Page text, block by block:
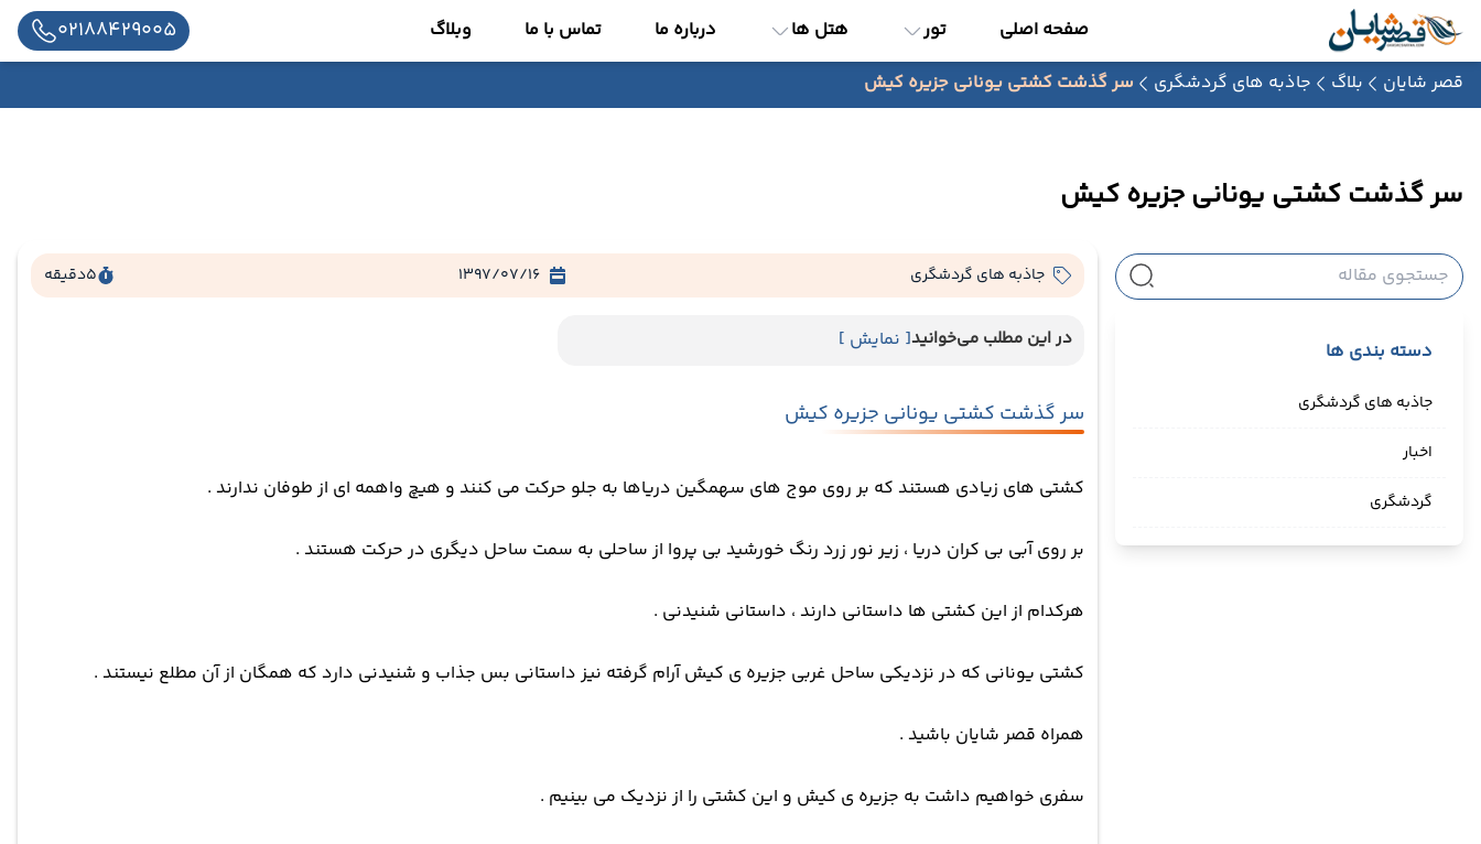
صفحه اصلی تور هتل ها درباره ما تماس با ما وبلاگ 02188429005
قصر شایان بلاگ جاذبه های گردشگری سر گذشت کشتی یونانی جزیره کیش
سر گذشت کشتی یونانی جزیره کیش
دسته بندی ها
جاذبه های گردشگری
اخبار
گردشگری
جاذبه های گردشگری 1397/07/16
5دقیقه
در این مطلب می‌خوانید[ نمایش ]
سر گذشت کشتی یونانی جزیره کیش
کشتی های زیادی هستند که بر روی موج های سهمگین دریاها به جلو حرکت می کنند و هیچ واهمه ای از طوفان ندارند .
بر روی آبی بی کران دریا ، زیر نور زرد رنگ خورشید بی پروا از ساحلی به سمت ساحل دیگری در حرکت هستند .
هرکدام از این کشتی ها داستانی دارند ، داستانی شنیدنی .
کشتی یونانی که در نزدیکی ساحل غربی جزیره ی کیش آرام گرفته نیز داستانی بس جذاب و شنیدنی دارد که همگان از آن مطلع نیستند .
همراه قصر شایان باشید .
سفری خواهیم داشت به جزیره ی کیش و این کشتی را از نزدیک می بینیم .